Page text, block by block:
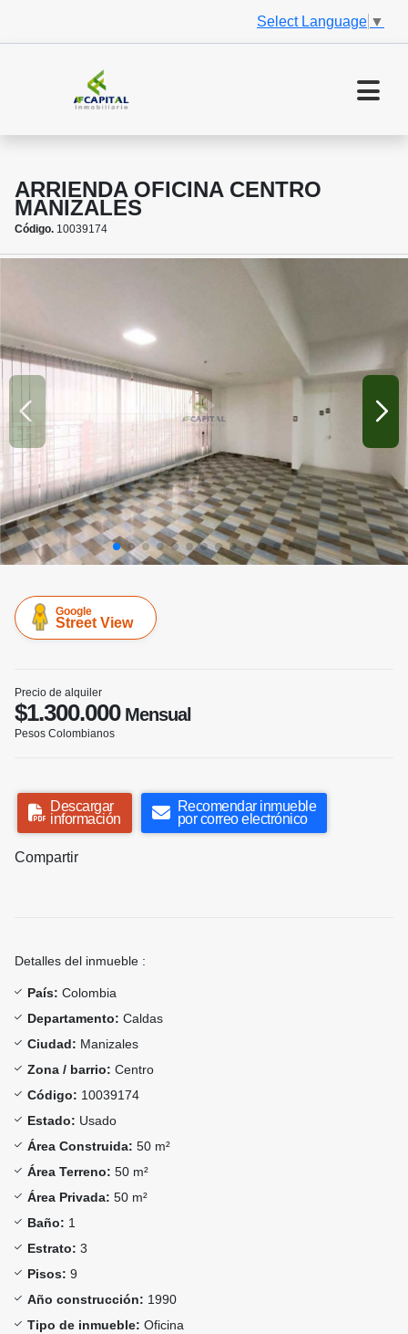
Select Language ▼
ARRIENDA OFICINA CENTRO
MANIZALES
Código. 10039174
Google
Street View
Precio de alquiler
$1.300.000Mensual
Pesos Colombianos
Descargar
información
Recomendar inmueble
por correo electrónico
Compartir
Detalles del inmueble :
País: Colombia
Departamento: Caldas
Ciudad: Manizales
Zona / barrio: Centro
Código: 10039174
Estado: Usado
Área Construida: 50 m²
Área Terreno: 50 m²
Área Privada: 50 m²
Baño: 1
Estrato: 3
Pisos: 9
Año construcción: 1990
Tipo de inmueble: Oficina